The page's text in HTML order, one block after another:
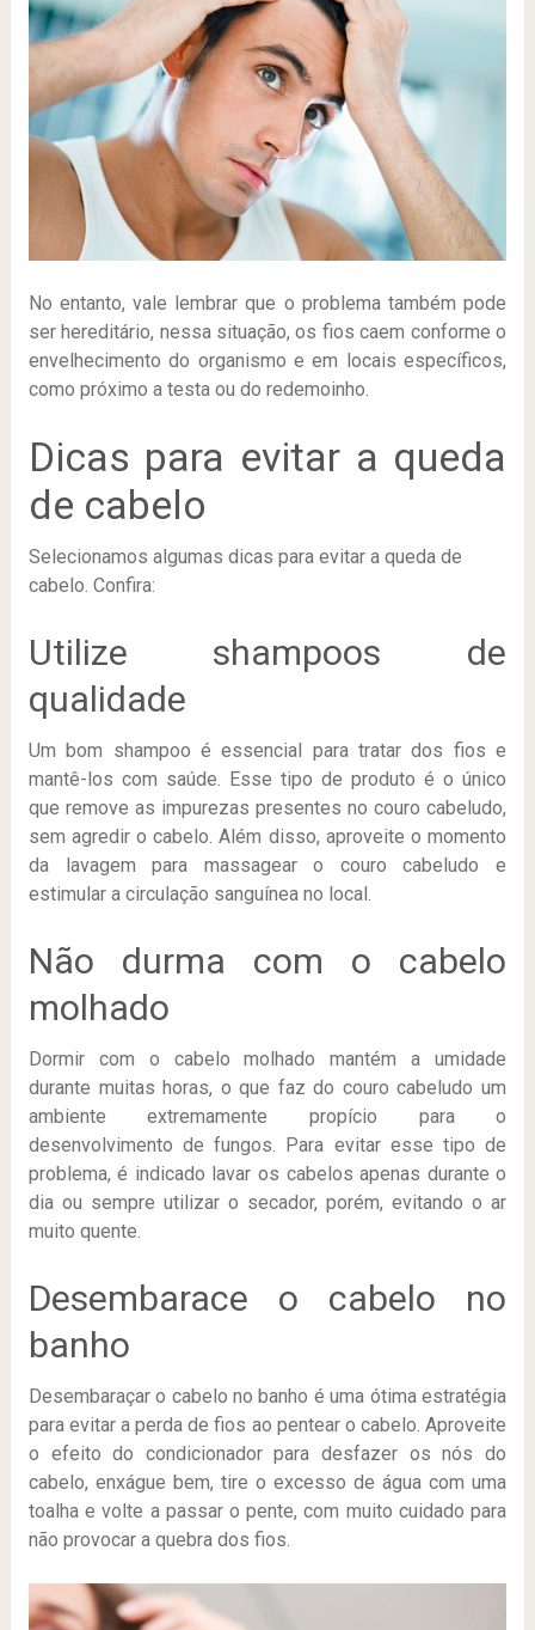
No entanto, vale lembrar que o problema também pode
ser hereditário, nessa situação, os fios caem conforme o
envelhecimento do organismo e em locais específicos,
como próximo a testa ou do redemoinho.
Dicas para evitar a queda
de cabelo
Selecionamos algumas dicas para evitar a queda de
cabelo. Confira:
Utilize shampoos de
qualidade
Um bom shampoo é essencial para tratar dos fios e
mantê-los com saúde. Esse tipo de produto é o único
que remove as impurezas presentes no couro cabeludo,
sem agredir o cabelo. Além disso, aproveite o momento
da lavagem para massagear o couro cabeludo e
estimular a circulação sanguínea no local.
Não durma com o cabelo
molhado
Dormir com o cabelo molhado mantém a umidade
durante muitas horas, o que faz do couro cabeludo um
ambiente extremamente propício para o
desenvolvimento de fungos. Para evitar esse tipo de
problema, é indicado lavar os cabelos apenas durante o
dia ou sempre utilizar o secador, porém, evitando o ar
muito quente.
Desembarace o cabelo no
banho
Desembaraçar o cabelo no banho é uma ótima estratégia
para evitar a perda de fios ao pentear o cabelo. Aproveite
o efeito do condicionador para desfazer os nós do
cabelo, enxágue bem, tire o excesso de água com uma
toalha e volte a passar o pente, com muito cuidado para
não provocar a quebra dos fios.